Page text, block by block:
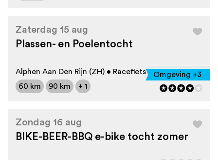
Zaterdag 15 aug
Plassen- en Poelentocht
Alphen Aan Den Rijn (ZH) • Racefiets
60 km
90 km + 1
Omgeving +3
Zondag 16 aug
BIKE-BEER-BBQ e-bike tocht zomer